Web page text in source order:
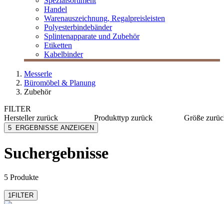
Handel
Warenauszeichnung, Regalpreisleisten
Polyesterbindebänder
Splintenapparate und Zubehör
Etiketten
Kabelbinder
Messerle
Büromöbel & Planung
Zubehör
FILTER
Herstellerzurück
Caimi
Nowy Styl
Produkttyp zurück
Größe
5 ERGEBNISSE ANZEIGEN
Suchergebnisse
5 Produkte
1FILTER